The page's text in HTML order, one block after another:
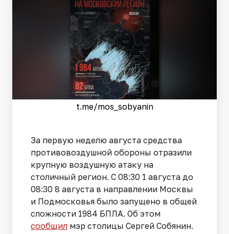
t.me/mos_sobyanin
За первую неделю августа средства
противовоздушной обороны отразили
крупную воздушную атаку на
столичный регион. С 08:30 1 августа до
08:30 8 августа в направлении Москвы
и Подмосковья было запущено в общей
сложности 1984 БПЛА. Об этом
сообщил мэр столицы Сергей Собянин.